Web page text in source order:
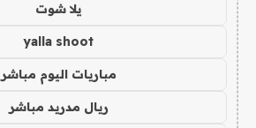
يلا شوت
yalla shoot
مباريات اليوم مباشر
ريال مدريد مباشر